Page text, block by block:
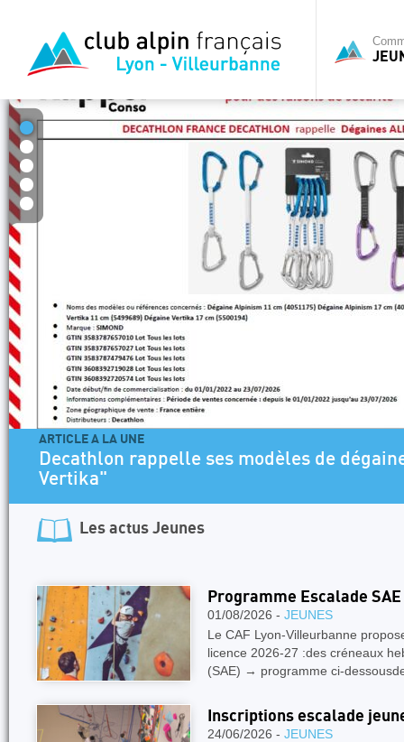
ARTICLE A LA UNE
Decathlon rappelle ses modèles de
Vertika"
Les actus Jeunes
Programme Escalade
01/08/2026 - JEUNES
Le CAF Lyon-Villeurbanne
licence 2026-27 :des créneaux
(SAE) → programme ci-
Inscriptions escalade
24/06/2026 - JEUNES